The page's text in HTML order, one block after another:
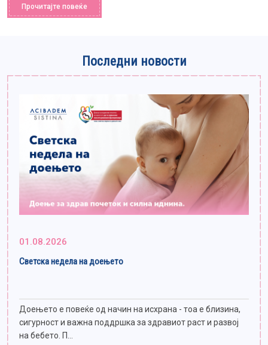
Прочитајте повеќе
Последни новости
01.08.2026
Светска недела на доењето
Доењето е повеќе од начин на исхрана - тоа е близина,
сигурност и важна поддршка за здравиот раст и развој
на бебето. П...